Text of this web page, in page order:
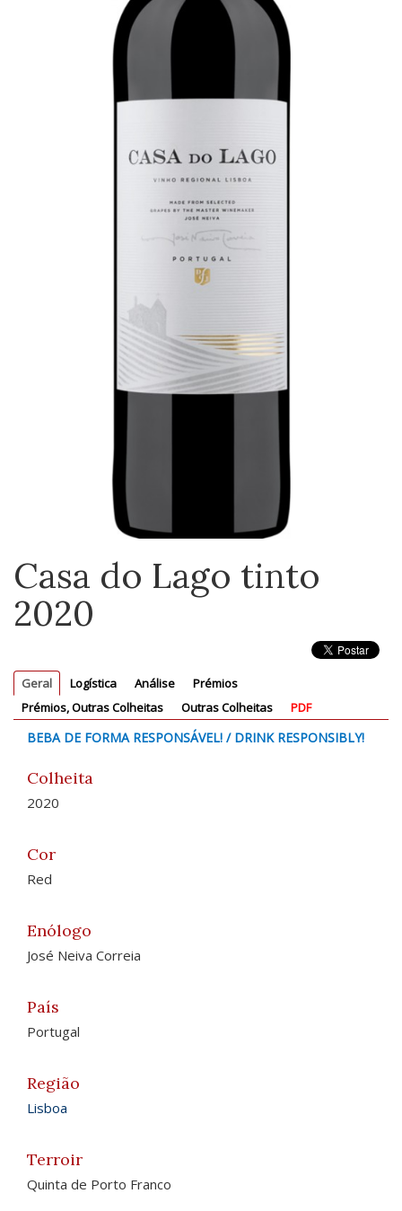
Casa do Lago tinto
2020
Geral Logística Análise
Prémios
Prémios, Outras Colheitas
Outras Colheitas PDF
BEBA DE FORMA RESPONSÁVEL! / DRINK RESPONSIBLY!
Colheita
2020
Cor
Red
Enólogo
José Neiva Correia
País
Portugal
Região
Lisboa
Terroir
Quinta de Porto Franco